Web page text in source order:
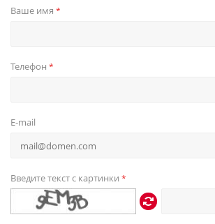
Ваше имя *
Телефон *
E-mail
Введите текст с картинки *